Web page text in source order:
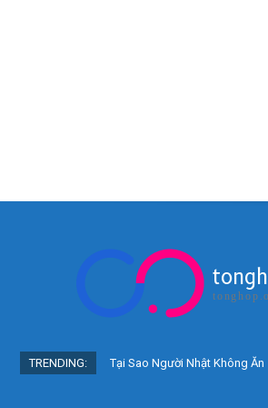
TRENDING:
Tại Sao Người Nhật Không Ăn